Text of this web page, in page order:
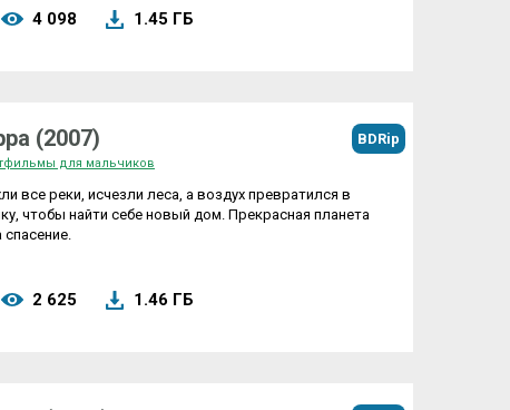
4 098 1.45 ГБ
(2007) BDRip
для мальчиков
все реки, исчезли леса, а воздух превратился в
чтобы найти себе новый дом. Прекрасная планета
2 625 1.46 ГБ